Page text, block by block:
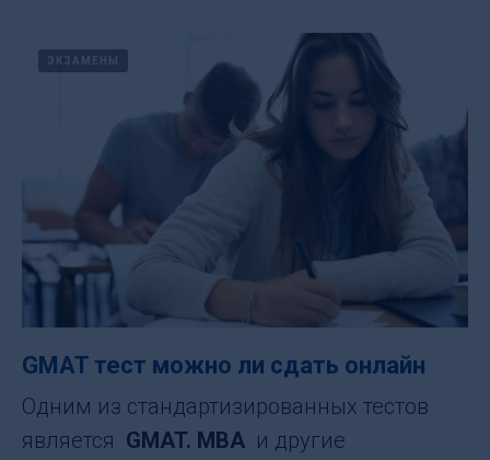
ЭКЗАМЕНЫ
GMAT тест можно ли сдать онлайн
Одним из стандартизированных тестов
является GMAT. MBA и другие